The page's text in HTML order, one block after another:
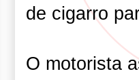
de cigarro
O motorista